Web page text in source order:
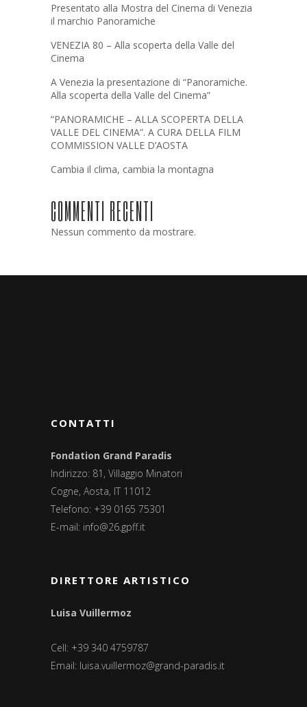
Presentato alla Mostra del Cinema di Venezia
il marchio Panoramiche
VENEZIA 80 – Alla scoperta della Valle del
Cinema
A Venezia la presentazione di “Panoramiche.
Alla scoperta della Valle del Cinema”
“PANORAMICHE – ALLA SCOPERTA DELLA
VALLE DEL CINEMA”. A CURA DELLA FILM
COMMISSION VALLE D’AOSTA
Cambia il clima, cambia la montagna
COMMENTI RECENTI
Nessun commento da mostrare.
CONTATTI
Fondation Grand Paradis
Indirizzo: 81, Villaggio Minatori
Cogne, Aosta, IT 11012
Telefono: +39 0165 75301
E-mail: info@26.gpff.it
DIRETTORE ARTISTICO
Luisa Vuillermoz
Cell: +39 340 4759787
Email: luisa.vuillermoz@grand-paradis.it